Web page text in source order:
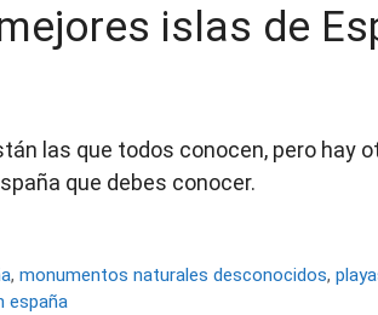
islas de
las que todos conocen, pero hay
que debes conocer.
,monumentos naturales desconocidos,
españa